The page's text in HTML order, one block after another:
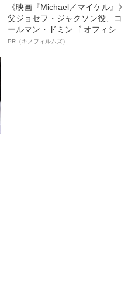
《映画『Michael／マイケル』》
父ジョセフ・ジャクソン役、コ
ールマン・ドミンゴ オフィシャ
ルインタビュー“観客を魅了した
PR（キノフィルムズ）